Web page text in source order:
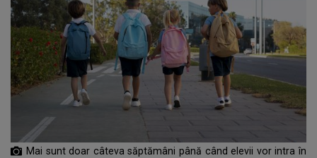
Mai sunt doar câteva săptămâni până când elevii vor intra în